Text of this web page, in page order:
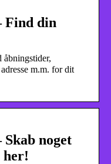
Find din
m.m. for dit
noget
her!